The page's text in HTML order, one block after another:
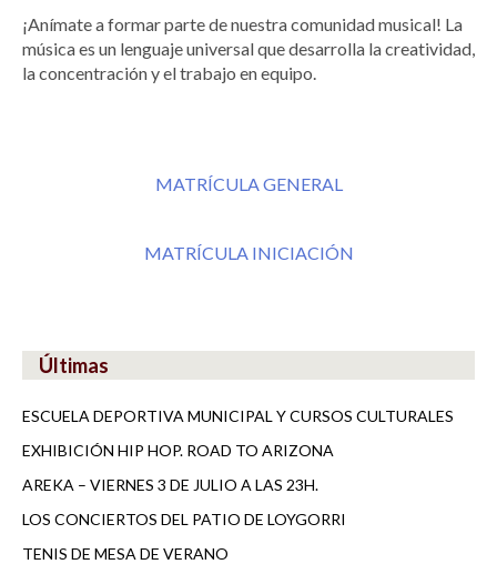
¡Anímate a formar parte de nuestra comunidad musical! La
música es un lenguaje universal que desarrolla la creatividad,
la concentración y el trabajo en equipo.
MATRÍCULA GENERAL
MATRÍCULA INICIACIÓN
Últimas
ESCUELA DEPORTIVA MUNICIPAL Y CURSOS CULTURALES
EXHIBICIÓN HIP HOP. ROAD TO ARIZONA
AREKA – VIERNES 3 DE JULIO A LAS 23H.
LOS CONCIERTOS DEL PATIO DE LOYGORRI
TENIS DE MESA DE VERANO